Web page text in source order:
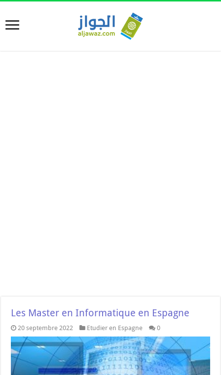
Les Master en Informatique en Espagne
20 septembre 2022 Etudier en Espagne 0